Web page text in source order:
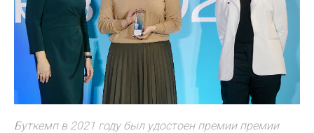
Буткемп в 2021 году был удостоен премии премии